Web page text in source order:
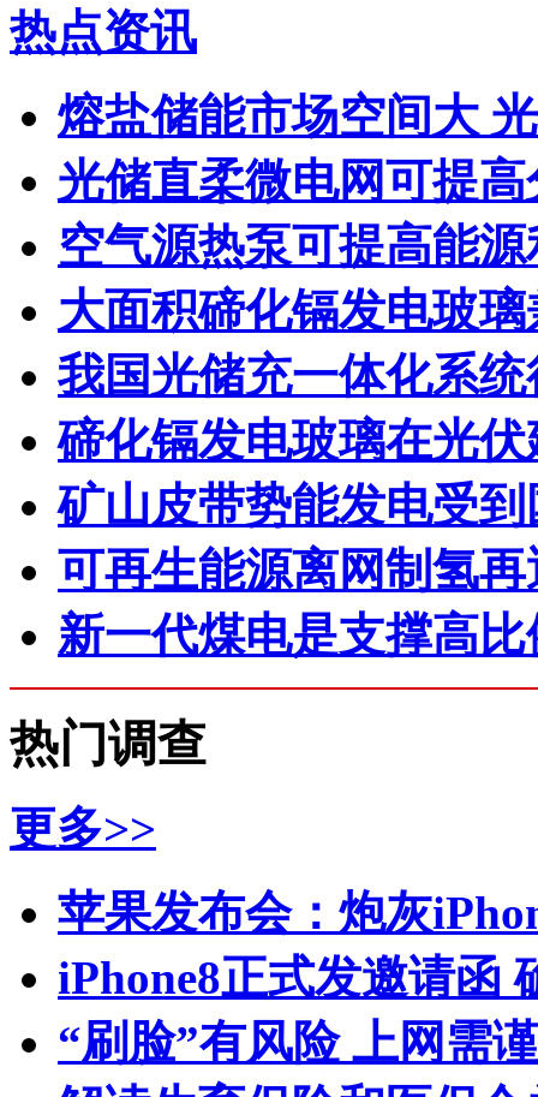
热点资讯
熔盐储能市场空间大
光储直柔微电网可提
空气源热泵可提高能
大面积碲化镉发电玻
我国光储充一体化系
碲化镉发电玻璃在光
矿山皮带势能发电受
可再生能源离网制氢
新一代煤电是支撑高
热门调查
更多>>
苹果发布会：炮灰
iPhone8正式发邀请函
“刷脸”有风险 上网需